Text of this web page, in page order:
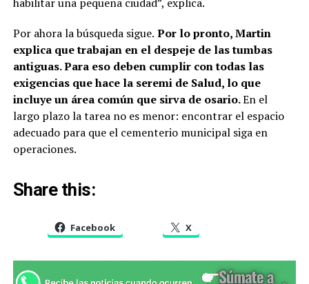
Por ahora la búsqueda sigue. Por lo pronto, Martin
explica que trabajan en el despeje de las tumbas
antiguas. Para eso deben cumplir con todas las
exigencias que hace la seremi de Salud, lo que
incluye un área común que sirva de osario.En el
largo plazo la tarea no es menor: encontrar el espacio
adecuado para que el cementerio municipal siga en
operaciones.
Share this:
Facebook X